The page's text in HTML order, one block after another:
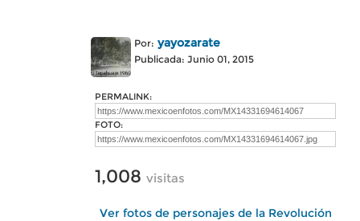
Por: yayozarate
Publicada: Junio 01, 2015
PERMALINK:
FOTO:
1,008 visitas
Ver fotos de personajes de la Revolución